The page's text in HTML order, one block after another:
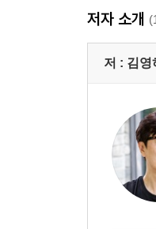
저자 소개
저 : 김영